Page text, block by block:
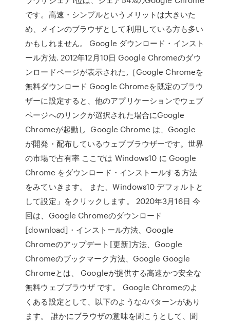
です。高速・シンプルというメリットは大きいた
め、メインのブラウザとして利用している方も多い
かもしれません。 Google ダウンロード・インスト
ール方法. 2012年12月10日 Google Chromeのダウ
ンロードページが表示された,［Google Chromeを
無料ダウンロード Google Chromeを既定のブラウ
ザーに設定すると、他のアプリケーションでウェブ
ページへのリンクが選択された場合にGoogle
Chromeが起動し Google Chrome は、Google
が開発・配布しているウェブブラウザーです。世界
の市場で占有率 ここでは Windows10 に Google
Chrome をダウンロード・インストールする方法
をみていきます。 また、Windows10 デフォルトと
して設定」をクリックします。 2020年3月16日 今
回は、Google Chromeのダウンロード
[download]・インストール方法、Google
Chromeのアップデート[更新]方法、Google
Chromeのブックマーク方法、Google Google
Chromeとは、 Googleが提供する高速かつ安全な
無料ウェブブラウザ です。 Google Chromeのよ
くある設定として、以下のような4パターンがあり
ます。 誰かにブラウザの意味を聞こうとして、聞